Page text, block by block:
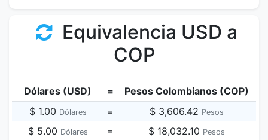
Equivalencia USD a
COP
Dólares (USD) =
Pesos Colombianos (COP)
$ 1.00 Dólares = $ 3,606.42 Pesos
$ 5.00 Dólares = $ 18,032.10 Pesos